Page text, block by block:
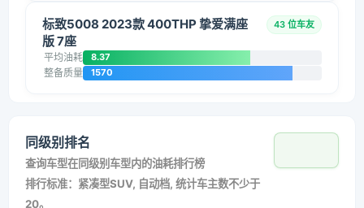
标致5008 2023款 400THP 挚爱满座
版 7座
43 位车友
平均油耗 8.37
整备质量 1570
同级别排名
查询车型在同级别车型内的油耗排行榜
排行标准：紧凑型SUV, 自动档, 统计车主数不少于
20。